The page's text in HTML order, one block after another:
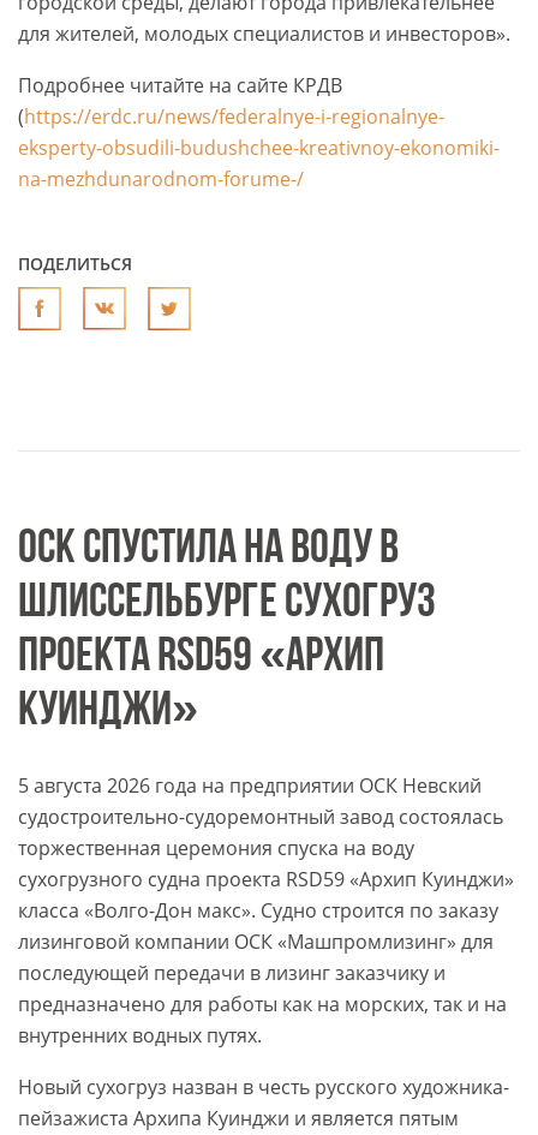
для жителей, молодых специалистов и инвесторов».
Подробнее читайте на сайте КРДВ
(https://erdc.ru/news/federalnye-i-regionalnye-
eksperty-obsudili-budushchee-kreativnoy-ekonomiki-
na-mezhdunarodnom-forume-/
ПОДЕЛИТЬСЯ
ОСК СПУСТИЛА НА ВОДУ В
ШЛИССЕЛЬБУРГЕ СУХОГРУЗ
ПРОЕКТА RSD59 «АРХИП
КУИНДЖИ»
5 августа 2026 года на предприятии ОСК Невский
судостроительно-судоремонтный завод состоялась
торжественная церемония спуска на воду
сухогрузного судна проекта RSD59 «Архип Куинджи»
класса «Волго-Дон макс». Судно строится по заказу
лизинговой компании ОСК «Машпромлизинг» для
последующей передачи в лизинг заказчику и
предназначено для работы как на морских, так и на
внутренних водных путях.
Новый сухогруз назван в честь русского художника-
пейзажиста Архипа Куинджи и является пятым